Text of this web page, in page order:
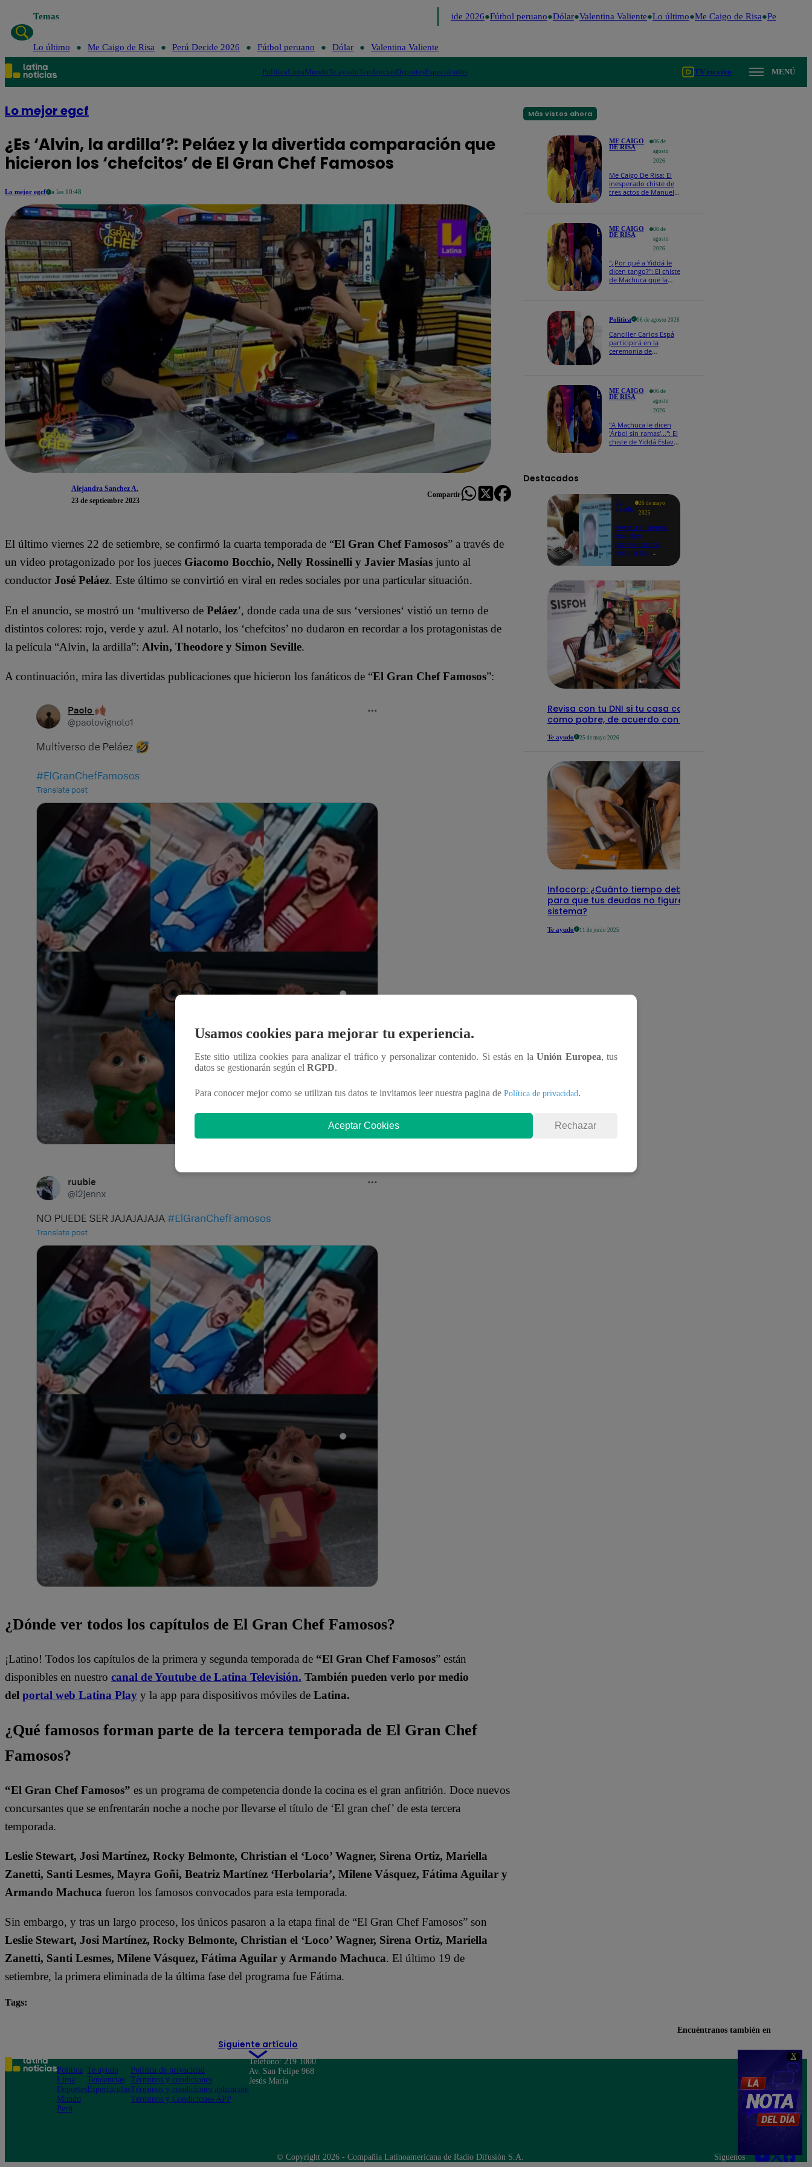
X
Temas Perú Decide 2026 Fútbol peruano Dólar Valentina Valiente Lo último Me Caigo de Risa Perú Decide
Lo último Me Caigo de Risa Perú Decide 2026 Fútbol peruano Dólar Valentina Valiente
PolíticaLimaMundoTe ayudoTendenciasDeportesEspectáculos TV en vivo MENÚ
Lo mejor egcf
¿Es ‘Alvin, la ardilla’?: Peláez y la divertida comparación que
hicieron los ‘chefcitos’ de El Gran Chef Famosos
Lo mejor egcf a las 10:48
Alejandra Sanchez A.
23 de septiembre 2023
Compartir
El último viernes 22 de setiembre, se confirmó la cuarta temporada de “El Gran Chef Famosos” a través de
un video protagonizado por los jueces Giacomo Bocchio, Nelly Rossinelli y Javier Masías junto al
conductor José Peláez. Este último se convirtió en viral en redes sociales por una particular situación.
En el anuncio, se mostró un ‘multiverso de Peláez’, donde cada una de sus ‘versiones‘ vistió un terno de
distintos colores: rojo, verde y azul. Al notarlo, los ‘chefcitos’ no dudaron en recordar a los protagonistas de
la película “Alvin, la ardilla”: Alvin, Theodore y Simon Seville.
A continuación, mira las divertidas publicaciones que hicieron los fanáticos de “El Gran Chef Famosos”:
¿Dónde ver todos los capítulos de El Gran Chef Famosos?
¡Latino! Todos los capítulos de la primera y segunda temporada de “El Gran Chef Famosos” están
disponibles en nuestro canal de Youtube de Latina Televisión. También pueden verlo por medio
del portal web Latina Play y la app para dispositivos móviles de Latina.
¿Qué famosos forman parte de la tercera temporada de El Gran Chef
Famosos?
“El Gran Chef Famosos” es un programa de competencia donde la cocina es el gran anfitrión. Doce nuevos
concursantes que se enfrentarán noche a noche por llevarse el título de ‘El gran chef’ de esta tercera
temporada.
Leslie Stewart, Josi Martínez, Rocky Belmonte, Christian el ‘Loco’ Wagner, Sirena Ortiz, Mariella
Zanetti, Santi Lesmes, Mayra Goñi, Beatriz Martínez ‘Herbolaria’, Milene Vásquez, Fátima Aguilar y
Armando Machuca fueron los famosos convocados para esta temporada.
Sin embargo, y tras un largo proceso, los únicos pasaron a la etapa final de “El Gran Chef Famosos” son
Leslie Stewart, Josi Martínez, Rocky Belmonte, Christian el ‘Loco’ Wagner, Sirena Ortiz, Mariella
Zanetti, Santi Lesmes, Milene Vásquez, Fátima Aguilar y Armando Machuca. El último 19 de
setiembre, la primera eliminada de la última fase del programa fue Fátima.
Tags:
Siguiente artículo
Más vistos ahora
ME CAIGO
DE RISA
06 de
agosto
2026
Me Caigo De Risa: El
inesperado chiste de
tres actos de Manuel
ME CAIGO
DE RISA
06 de
agosto
2026
"¿Por qué a Yiddá le
dicen tango?": El chiste
de Machuca que la
Política 06 de agosto 2026
Canciller Carlos Espá
participirá en la
ceremonia de
ME CAIGO
DE RISA
06 de
agosto
2026
"A Machuca le dicen
'Árbol sin ramas'...": El
chiste de Yiddá Eslava
Destacados
Te
ayudo
26 de mayo
2025
Revisa si tienes
deudas
consultando
con tu DNI:
detalles
Revisa con tu DNI si tu casa califica
como pobre, de acuerdo con el Sisfoh
Te ayudo 25 de mayo 2026
Infocorp: ¿Cuánto tiempo debe pasar
para que tus deudas no figuren en su
sistema?
Te ayudo 11 de junio 2025
Usamos cookies para mejorar tu experiencia.
Este sitio utiliza cookies para analizar el tráfico y personalizar contenido. Si estás en laUnión Europea, tus
datos se gestionarán según el RGPD.
Para conocer mejor como se utilizan tus datos te invitamos leer nuestra pagina de Política de privacidad.
Aceptar Cookies Rechazar
Encuéntranos también en
Política
Lima
Deportes
Mundo
Perú
Te ayudo
Tendencias
Espectáculos
Política de privacidad
Términos y condiciones
Términos y condiciones aplicación
Términos y Condiciones APP
Teléfono: 219 1000
Av. San Felipe 968
Jesús María
© Copyright 2026 - Compañía Latinoamericana de Radio Difusión S.A. Síguenos